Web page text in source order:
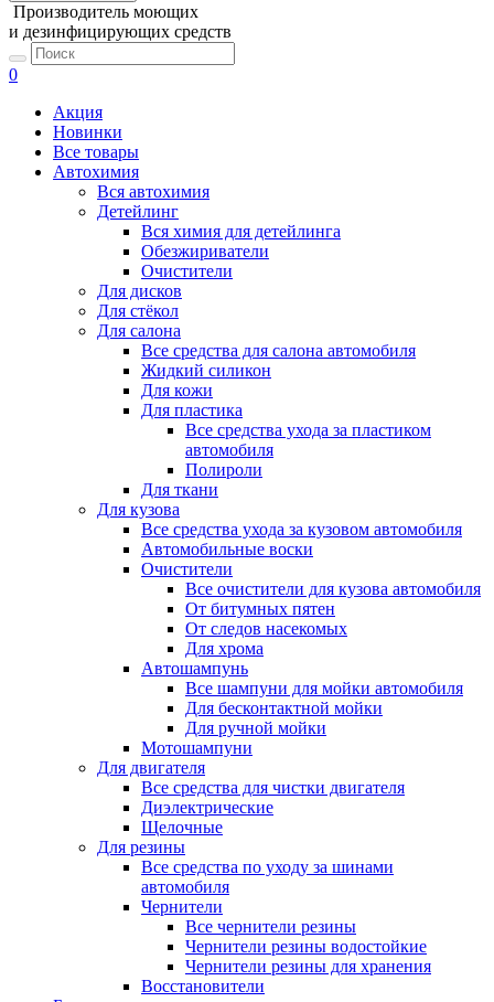
Производитель моющих
и дезинфицирующих средств
0
Акция
Новинки
Все товары
Автохимия
Вся автохимия
Детейлинг
Вся химия для детейлинга
Обезжириватели
Очистители
Для дисков
Для стёкол
Для салона
Все средства для салона автомобиля
Жидкий силикон
Для кожи
Для пластика
Все средства ухода за пластиком
автомобиля
Полироли
Для ткани
Для кузова
Все средства ухода за кузовом автомобиля
Автомобильные воски
Очистители
Все очистители для кузова автомобиля
От битумных пятен
От следов насекомых
Для хрома
Автошампунь
Все шампуни для мойки автомобиля
Для бесконтактной мойки
Для ручной мойки
Мотошампуни
Для двигателя
Все средства для чистки двигателя
Диэлектрические
Щелочные
Для резины
Все средства по уходу за шинами
автомобиля
Чернители
Все чернители резины
Чернители резины водостойкие
Чернители резины для хранения
Восстановители